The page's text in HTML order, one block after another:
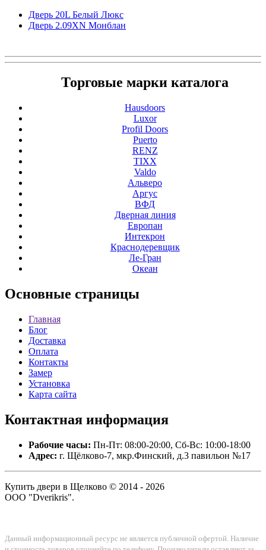
Дверь 20L Белый Люкс
Дверь 2.09ХN Монблан
Торговые марки каталога
Hausdoors
Luxor
Profil Doors
Puerto
RENZ
TIXX
Valdo
Альверо
Аргус
ВФД
Дверная линия
Европан
Интекрон
Краснодеревщик
Ле-Гран
Океан
Основные страницы
Главная
Блог
Доставка
Оплата
Контакты
Замер
Установка
Карта сайта
Контактная информация
Рабочие часы: Пн-Пт: 08:00-20:00, Сб-Вс: 10:00-18:00
Адрес: г. Щёлково-7, мкр.Финский, д.3 павильон №17
Купить двери в Щелково © 2014 - 2026
ООО "Dverikris".
Данный информационный ресурс не является публичной офертой. Наличие